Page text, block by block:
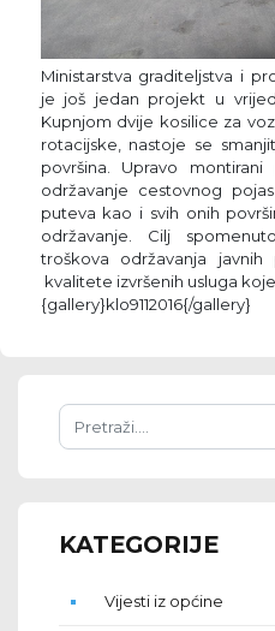
Ministarstva graditeljstva i
je još jedan projekt u
Kupnjom dvije kosilice za
rotacijske, nastoje se
površina. Upravo
održavanje cestovnog
puteva kao i svih onih
održavanje. Cilj
troškova održavanja
kvalitete izvršenih usluga
{gallery}klo9112016{/gallery}
KATEGORIJE
Vijesti iz općine